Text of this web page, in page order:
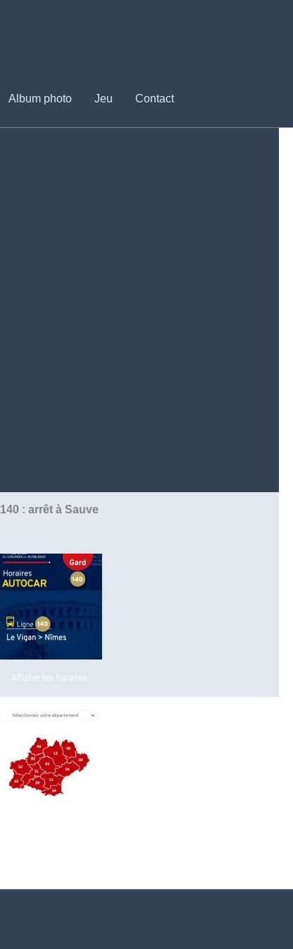
Album photo Jeu Contact
140 : arrêt à Sauve
Afficher les horaires